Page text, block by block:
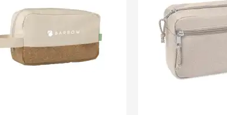
categorie
categorie
& overig categorie